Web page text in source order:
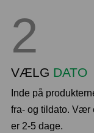
2
VÆLG DATO
Inde på
fra- og tildato. Vær
er 2-5 dage.